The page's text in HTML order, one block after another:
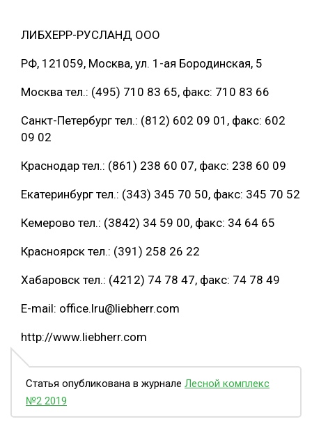
ЛИБХЕРР-РУСЛАНД ООО
РФ, 121059, Москва, ул. 1-ая Бородинская, 5
Москва тел.: (495) 710 83 65, факс: 710 83 66
Санкт-Петербург тел.: (812) 602 09 01, факс: 602
09 02
Краснодар тел.: (861) 238 60 07, факс: 238 60 09
Екатеринбург тел.: (343) 345 70 50, факс: 345 70 52
Кемерово тел.: (3842) 34 59 00, факс: 34 64 65
Красноярск тел.: (391) 258 26 22
Хабаровск тел.: (4212) 74 78 47, факс: 74 78 49
E-mail: office.lru@liebherr.com
http://www.liebherr.com
Статья опубликована в журнале Лесной комплекс
№2 2019